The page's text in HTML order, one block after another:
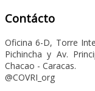
Contácto
Oficina 6-D, Torre
Pichincha y Av.
Chacao - Caracas.
@COVRI_org